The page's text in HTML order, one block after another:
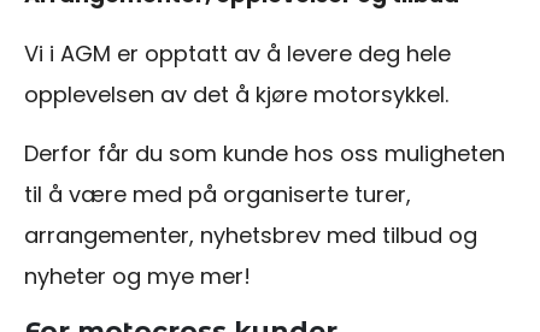
Vi i AGM er opptatt av å levere deg hele
opplevelsen av det å kjøre motorsykkel.
Derfor får du som kunde hos oss muligheten
til å være med på organiserte turer,
arrangementer, nyhetsbrev med tilbud og
nyheter og mye mer!